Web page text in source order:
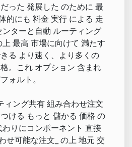
った 発展した のために 最
的にも 料金 実行 による 走
ターと自動 ルーティング
最高 市場に向けて 満たす
る より速く、より多くの
。これ オプション 含まれ
ォルト。
ィング共有 組み合わせ注文
ける もっと 儲かる 価格 の
りにコンポーネント 直接
せ可能な注文_ の上 地元 交